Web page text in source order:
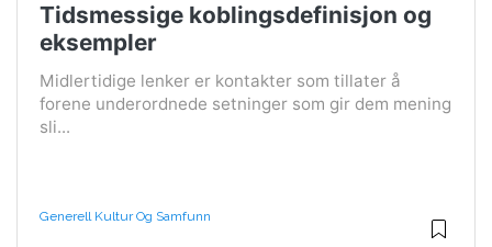
Tidsmessige koblingsdefinisjon og
eksempler
Midlertidige lenker er kontakter som tillater å
forene underordnede setninger som gir dem mening
sli...
Generell Kultur Og Samfunn